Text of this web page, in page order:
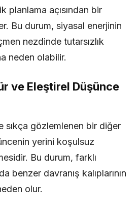
planlama açısından bir
Bu durum, siyasal enerjinin
nezdinde tutarsızlık
neden olabilir.
ve Eleştirel Düşünce
sıkça gözlemlenen bir diğer
yerini koşulsuz
Bu durum, farklı
benzer davranış kalıplarının
olur.